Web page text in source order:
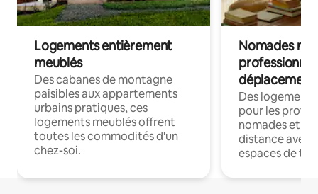
Logements entièrement
meublés
Des cabanes de montagne
paisibles aux appartements
urbains pratiques, ces
logements meublés offrent
toutes les commodités d'un
chez-soi.
Nomades
déplacement
Des
pour les
nomades et
distance avec
espaces de